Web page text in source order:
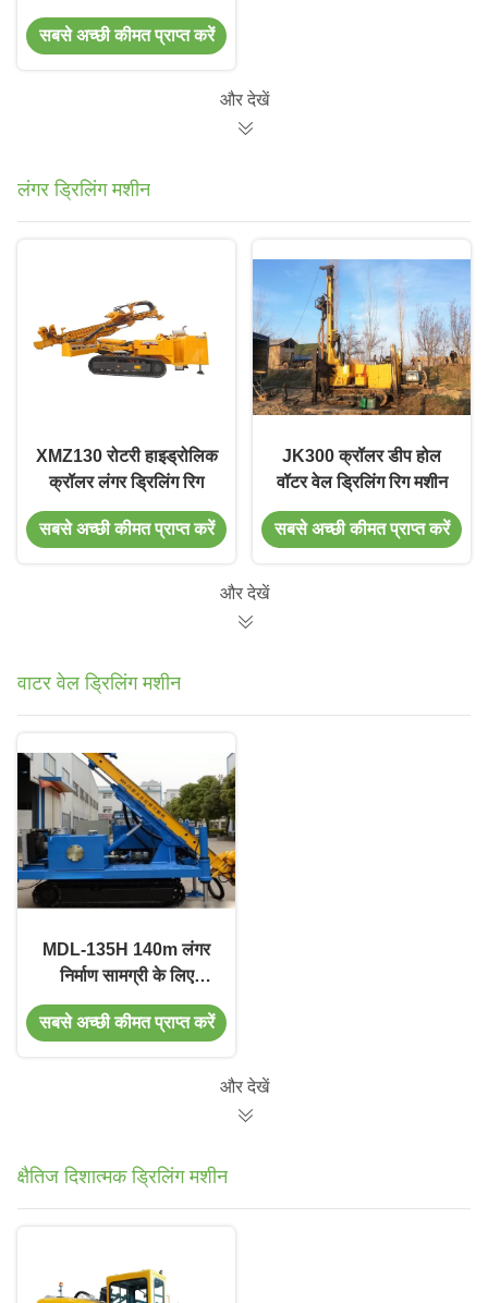
सबसे अच्छी कीमत प्राप्त करें
और देखें
लंगर ड्रिलिंग मशीन
XMZ130 रोटरी हाइड्रोलिक
क्रॉलर लंगर ड्रिलिंग रिग
सबसे अच्छी कीमत प्राप्त करें
JK300 क्रॉलर डीप होल
वॉटर वेल ड्रिलिंग रिग मशीन
सबसे अच्छी कीमत प्राप्त करें
और देखें
वाटर वेल ड्रिलिंग मशीन
MDL-135H 140m लंगर
निर्माण सामग्री के लिए
ड्रिलिंग रिग
सबसे अच्छी कीमत प्राप्त करें
और देखें
क्षैतिज दिशात्मक ड्रिलिंग मशीन